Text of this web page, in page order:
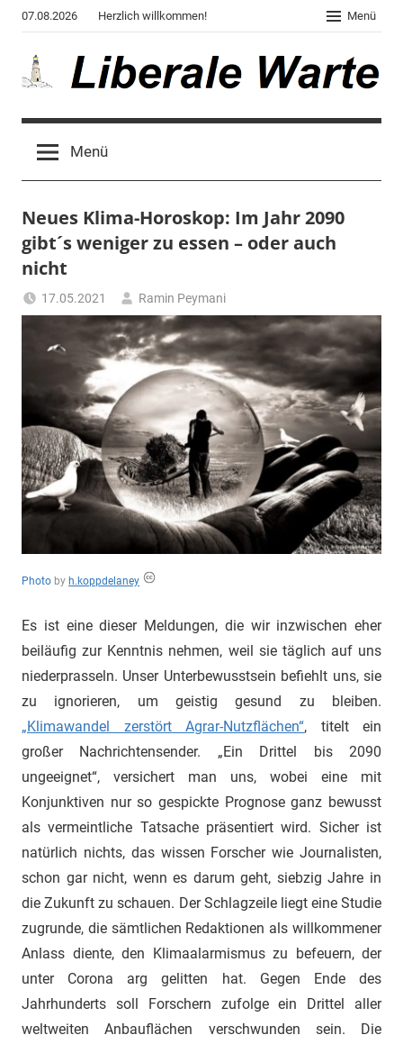
Zum
Inhalt
springen
07.08.2026 Herzlich willkommen! Menü
Liberale
Warte
des
"Corona,
Klima,
Gendergaga",
"Weltchaos",
Untergangs",
"Hexenjagd",
Grauen"
und
"Spukschloss
Deutschland"
Menü
Neues Klima-Horoskop: Im Jahr 2090
gibt´s weniger zu essen – oder auch
nicht
17.05.2021
Ramin Peymani
Tagesthema
Photo by h.koppdelaney
Es ist eine dieser Meldungen, die wir inzwischen eher
beiläufig zur Kenntnis nehmen, weil sie täglich auf uns
niederprasseln. Unser Unterbewusstsein befiehlt uns, sie
zu ignorieren, um geistig gesund zu bleiben.
„Klimawandel zerstört Agrar-Nutzflächen“, titelt ein
großer Nachrichtensender. „Ein Drittel bis 2090
ungeeignet“, versichert man uns, wobei eine mit
Konjunktiven nur so gespickte Prognose ganz bewusst
als vermeintliche Tatsache präsentiert wird. Sicher ist
natürlich nichts, das wissen Forscher wie Journalisten,
schon gar nicht, wenn es darum geht, siebzig Jahre in
die Zukunft zu schauen. Der Schlagzeile liegt eine Studie
zugrunde, die sämtlichen Redaktionen als willkommener
Anlass diente, den Klimaalarmismus zu befeuern, der
unter Corona arg gelitten hat. Gegen Ende des
Jahrhunderts soll Forschern zufolge ein Drittel aller
weltweiten Anbauflächen verschwunden sein. Die